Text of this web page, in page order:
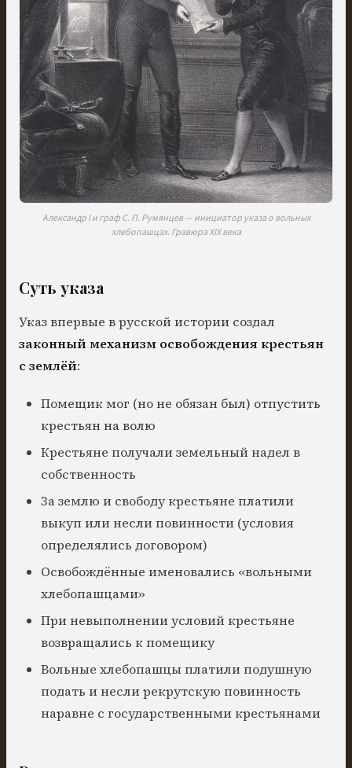
Александр I и граф С. П. Румянцев — инициатор указа о вольных
хлебопашцах. Гравюра XIX века
Суть указа
Указ впервые в русской истории создал
законный механизм освобождения крестьян
с землёй:
Помещик мог (но не обязан был) отпустить
крестьян на волю
Крестьяне получали земельный надел в
собственность
За землю и свободу крестьяне платили
выкуп или несли повинности (условия
определялись договором)
Освобождённые именовались «вольными
хлебопашцами»
При невыполнении условий крестьяне
возвращались к помещику
Вольные хлебопашцы платили подушную
подать и несли рекрутскую повинность
наравне с государственными крестьянами